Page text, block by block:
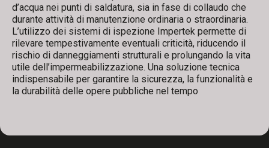
d’acqua nei punti di saldatura, sia in fase di collaudo che
durante attività di manutenzione ordinaria o straordinaria.
L’utilizzo dei sistemi di ispezione Impertek permette di
rilevare tempestivamente eventuali criticità, riducendo il
rischio di danneggiamenti strutturali e prolungando la vita
utile dell’impermeabilizzazione. Una soluzione tecnica
indispensabile per garantire la sicurezza, la funzionalità e
la durabilità delle opere pubbliche nel tempo